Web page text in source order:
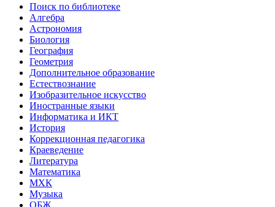
Поиск по библиотеке
Алгебра
Астрономия
Биология
География
Геометрия
Дополнительное образование
Естествознание
Изобразительное искусство
Иностранные языки
Информатика и ИКТ
История
Коррекционная педагогика
Краеведение
Литература
Математика
МХК
Музыка
ОБЖ